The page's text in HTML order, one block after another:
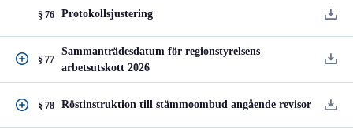
§ 76 Protokollsjustering
§ 77
Sammanträdesdatum för regionstyrelsens
arbetsutskott 2026
§ 78 Röstinstruktion till stämmoombud angående revisor